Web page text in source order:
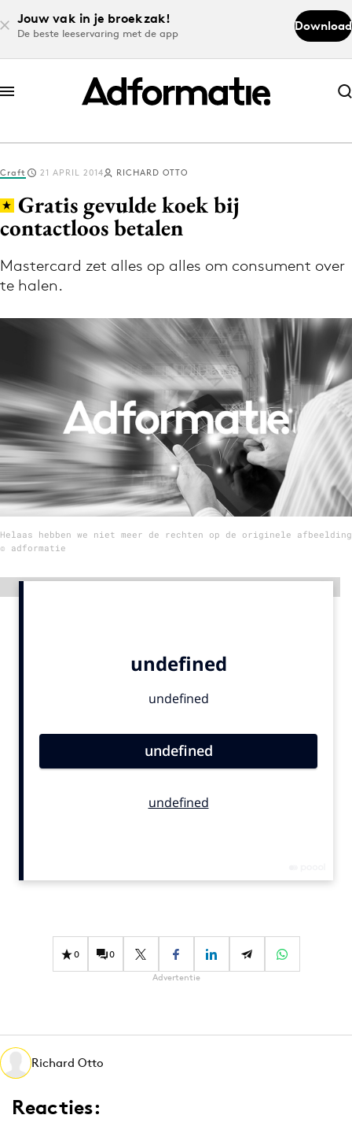
Jouw vak in je broekzak!
De beste leeservaring met de app
Download
Abonneer nu
Abonneer nu
Log in
Volg het laatste nieuws via de Adformatie
Menu
Home
9 sept: GenAI-training
12 nov: MarketingLive!
Adverteren
Events
Carriere
Design
Diversiteit
Effectiviteit
Martech
Media
Merkstrategie
Craft 21 APRIL 2014 RICHARD OTTO
Gratis gevulde koek bij
contactloos betalen
Mastercard zet alles op alles om consument over
te halen.
Helaas hebben we niet meer de rechten op de originele afbeelding
© adformatie
0 0
Advertentie
Richard Otto
Reacties: